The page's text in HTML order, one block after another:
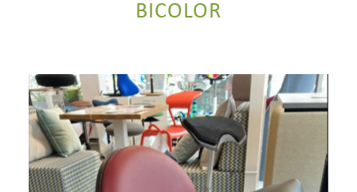
BICOLOR